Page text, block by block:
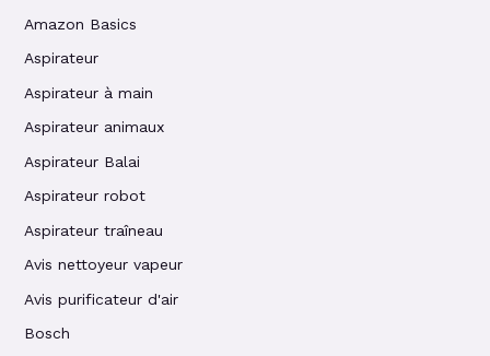
Amazon Basics
Aspirateur
Aspirateur à main
Aspirateur animaux
Aspirateur Balai
Aspirateur robot
Aspirateur traîneau
Avis nettoyeur vapeur
Avis purificateur d'air
Bosch